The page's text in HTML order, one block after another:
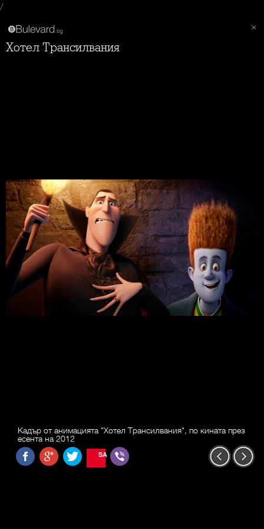
/
Хотел Трансилвания
Кадър от анимацията "Хотел Трансилвания", по кината през
есента на 2012
SAVE